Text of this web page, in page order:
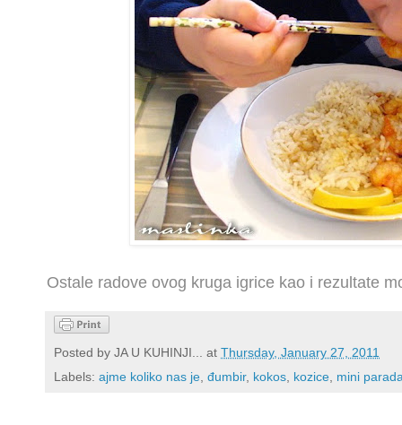
Ostale radove ovog kruga igrice kao i rezultate
Posted by JA U KUHINJI... at Thursday, January 27, 2011
Labels: ajme koliko nas je, đumbir, kokos, kozice, mini